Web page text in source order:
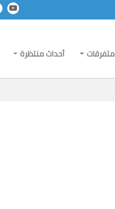
متفرقات أحداث منتظرة